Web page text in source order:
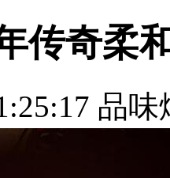
传奇柔
品味